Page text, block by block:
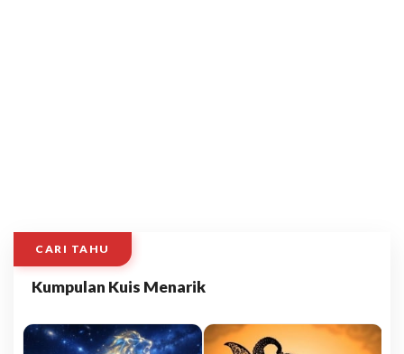
CARI TAHU
Kumpulan Kuis Menarik